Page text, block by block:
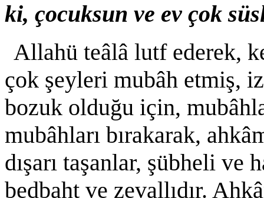
ki, çocuksun ve ev çok
Allahü teâlâ lutf ederek,
çok şeyleri mubâh etmiş,
bozuk olduğu için,
mubâhları bırakarak,
dışarı taşanlar, şübheli ve
bedbaht ve zevallıdır.